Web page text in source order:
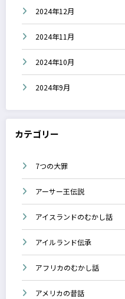
2024年12月
2024年11月
2024年10月
2024年9月
カテゴリー
7つの大罪
アーサー王伝説
アイスランドのむかし話
アイルランド伝承
アフリカのむかし話
アメリカの昔話